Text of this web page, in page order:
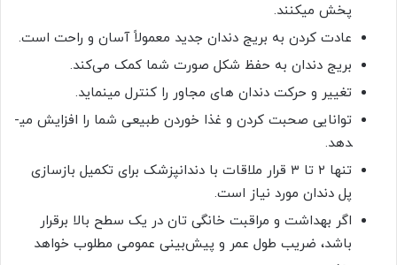
پخش می­کنند.
عادت کردن به بریج دندان جدید معمولاً آسان و راحت است.
بریج دندان به حفظ شکل صورت شما کمک می‌کند.
تغییر و حرکت دندان ­های مجاور را کنترل می­نماید.
توانایی صحبت کردن و غذا خوردن طبیعی شما را افزایش می­
دهد.
تنها ۲ تا ۳ قرار ملاقات با دندانپزشک برای تکمیل بازسازی
پل دندان مورد نیاز است.
اگر بهداشت و مراقبت خانگی ­تان در یک سطح بالا برقرار
باشد، ضریب طول عمر و پیش‌بینی عمومی مطلوب خواهد